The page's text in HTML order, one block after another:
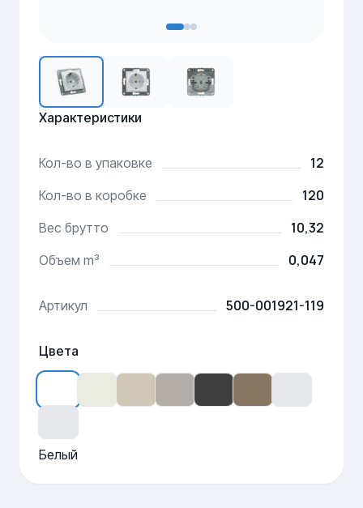
Характеристики
Кол-во в упаковке 12
Кол-во в коробке 120
Вес брутто 10,32
Объем m³ 0,047
Артикул 500-001921-119
Цвета
Белый